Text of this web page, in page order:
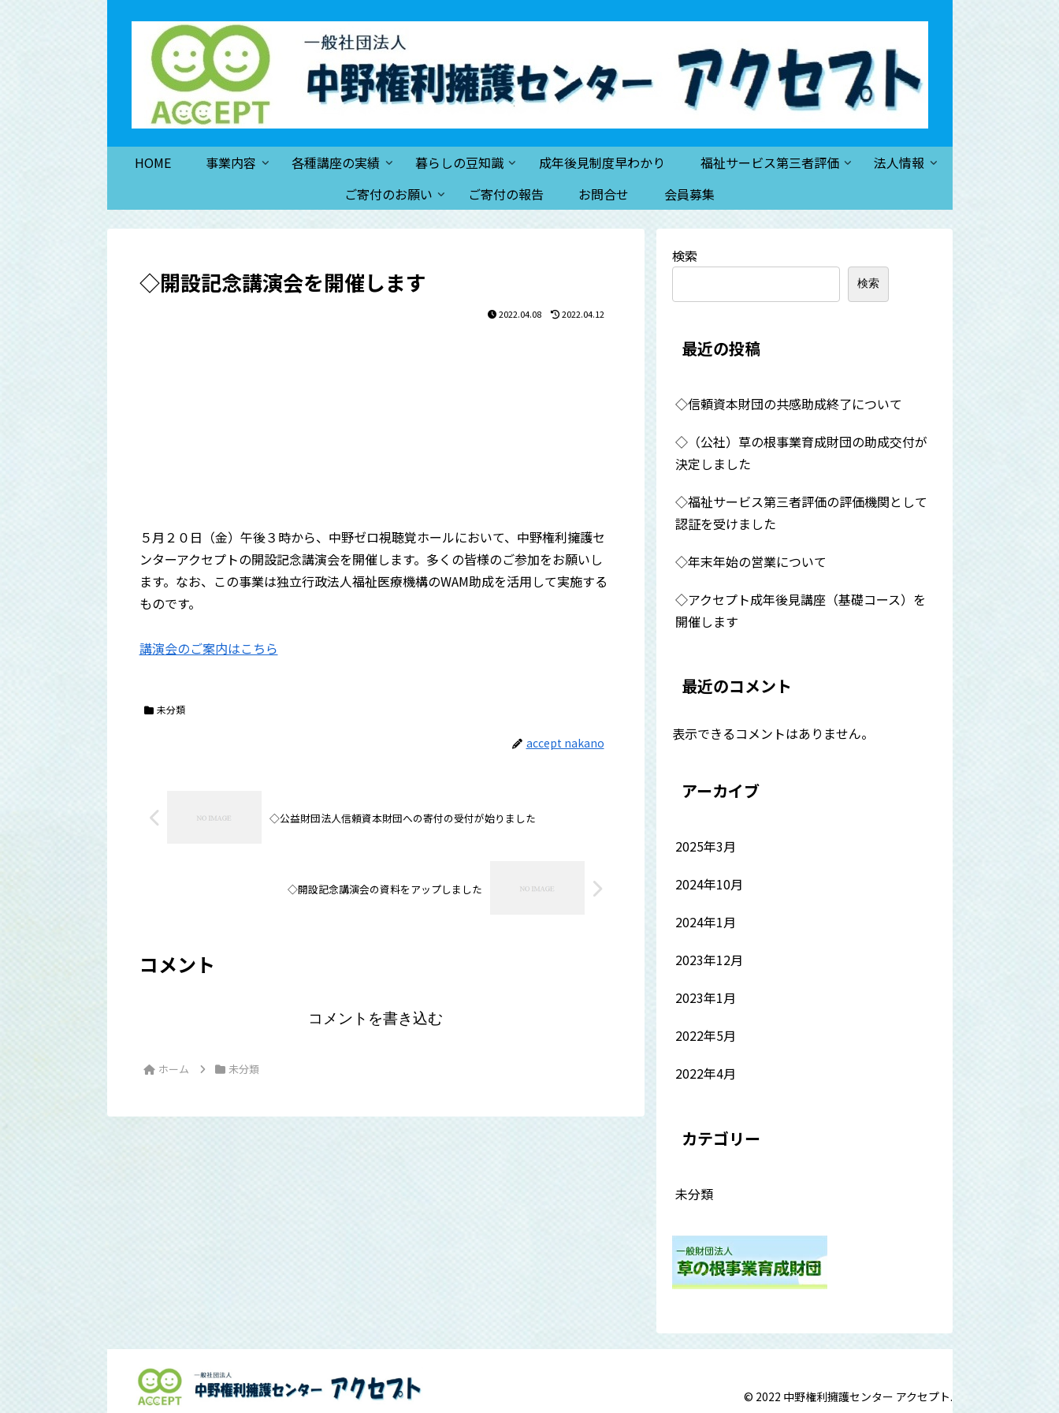
HOME 事業内容 各種講座の実績 暮らしの豆知識 成年後見制度早わかり 福祉サービス第三者評価
法人情報
ご寄付のお願い
ご寄付の報告 お問合せ 会員募集
◇開設記念講演会を開催します
2022.04.08 2022.04.12
５月２０日（金）午後３時から、中野ゼロ視聴覚ホールにおいて、中野権利擁護セ
ンターアクセプトの開設記念講演会を開催します。多くの皆様のご参加をお願いし
ます。なお、この事業は独立行政法人福祉医療機構のWAM助成を活用して実施する
ものです。
講演会のご案内はこちら
未分類
accept nakano
◇公益財団法人信頼資本財団への寄付の受付が始りました
◇開設記念講演会の資料をアップしました
コメント
コメントを書き込む
ホーム 未分類
検索
検索
最近の投稿
◇信頼資本財団の共感助成終了について
◇（公社）草の根事業育成財団の助成交付が
決定しました
◇福祉サービス第三者評価の評価機関として
認証を受けました
◇年末年始の営業について
◇アクセプト成年後見講座（基礎コース）を
開催します
最近のコメント
表示できるコメントはありません。
アーカイブ
2025年3月
2024年10月
2024年1月
2023年12月
2023年1月
2022年5月
2022年4月
カテゴリー
未分類
© 2022 中野権利擁護センター アクセプト.